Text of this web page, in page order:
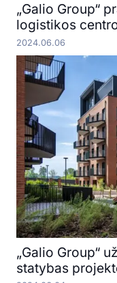
„Galio Group“
logistikos
2024.06.06
„Galio Group“
statybas